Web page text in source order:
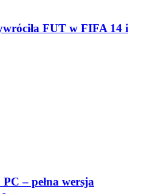
FUT w FIFA 14 i
– pełna wersja